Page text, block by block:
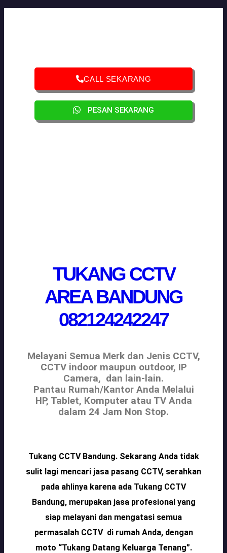
TUKANG CCTV
AREA BANDUNG
082124242247
Melayani Semua Merk dan Jenis CCTV,
CCTV indoor maupun outdoor, IP
Camera, dan lain-lain.
Pantau Rumah/Kantor Anda Melalui
HP, Tablet, Komputer atau TV Anda
dalam 24 Jam Non Stop.
Tukang CCTV Bandung. Sekarang Anda tidak
sulit lagi mencari jasa pasang CCTV, serahkan
pada ahlinya karena ada Tukang CCTV
Bandung, merupakan jasa profesional yang
siap melayani dan mengatasi semua
permasalah CCTV di rumah Anda, dengan
moto “Tukang Datang Keluarga Tenang”.
CALL SEKARANG
PESAN SEKARANG